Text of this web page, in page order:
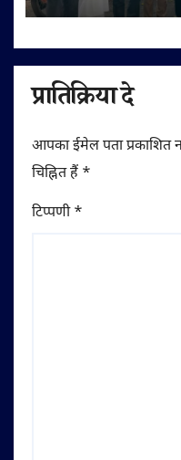
प्रातिक्रिया दे
आपका ईमेल पता प्रकाशित
चिह्नित हैं *
टिप्पणी*